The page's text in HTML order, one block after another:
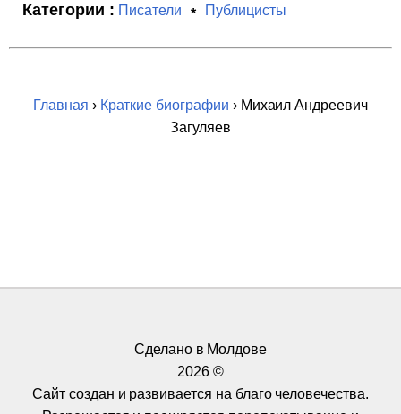
Категории : Писатели Публицисты
Главная › Краткие биографии › Михаил Андреевич
Загуляев
Сделано в Молдове
2026 ©
Сайт создан и развивается на благо человечества.